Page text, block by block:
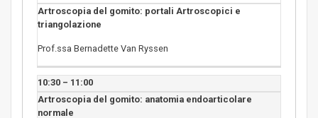
Artroscopia del gomito: portali Artroscopici e
triangolazione
Prof.ssa Bernadette Van Ryssen
10:30 – 11:00
Artroscopia del gomito: anatomia endoarticolare
normale